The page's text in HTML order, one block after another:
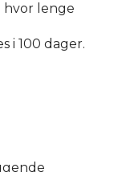
hvor lenge
i 100 dager.